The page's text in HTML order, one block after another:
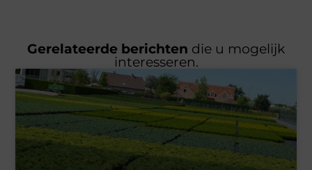
Gerelateerde berichten die u mogelijk
interesseren.